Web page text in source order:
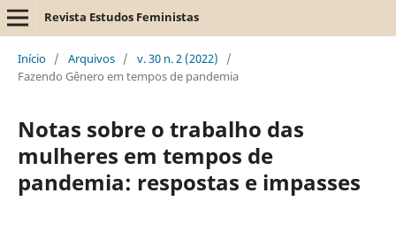
Revista Estudos Feministas
Início / Arquivos / v. 30 n. 2 (2022)
/
Fazendo Gênero em tempos de pandemia
Notas sobre o trabalho das
mulheres em tempos de
pandemia: respostas e impasses